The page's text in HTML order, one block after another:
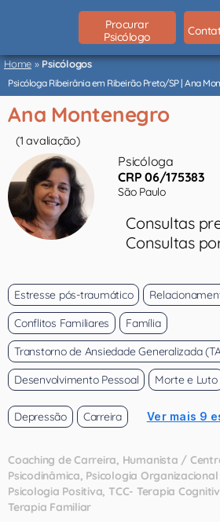
São
Paulo
Procurar
Psicólogo
Home»Psicólogos
Psicóloga Ribeirânia em Ribeirão Preto/SP | Ana
Ana Montenegro
(1 avaliação)
Psicóloga
CRP 06/175383
São Paulo
Consultas
Consultas
Estresse pós-traumático
Conflitos Familiares
Família
Transtorno de Ansiedade Generalizada
Desenvolvimento Pessoal
Morte e Luto
Depressão Carreira Ver mais 9
Coaching de Carreira Humanista /
Psicodinâmica Psicologia
Psicologia Positiva TCC- Terapia
Terapia Familiar